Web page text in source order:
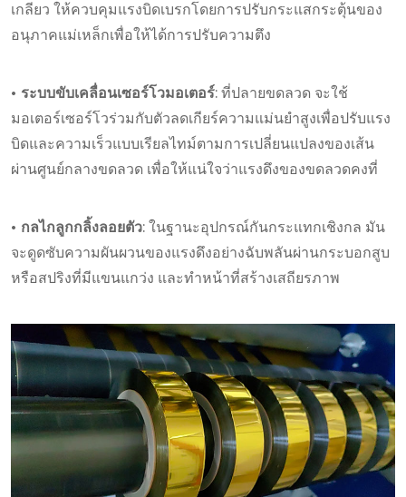
เกลียว ให้ควบคุมแรงบิดเบรกโดยการปรับกระแสกระตุ้นของ
อนุภาคแม่เหล็กเพื่อให้ได้การปรับความตึง
• ระบบขับเคลื่อนเซอร์โวมอเตอร์: ที่ปลายขดลวด จะใช้
มอเตอร์เซอร์โวร่วมกับตัวลดเกียร์ความแม่นยำสูงเพื่อปรับแรง
บิดและความเร็วแบบเรียลไทม์ตามการเปลี่ยนแปลงของเส้น
ผ่านศูนย์กลางขดลวด เพื่อให้แน่ใจว่าแรงดึงของขดลวดคงที่
• กลไกลูกกลิ้งลอยตัว: ในฐานะอุปกรณ์กันกระแทกเชิงกล มัน
จะดูดซับความผันผวนของแรงดึงอย่างฉับพลันผ่านกระบอกสูบ
หรือสปริงที่มีแขนแกว่ง และทำหน้าที่สร้างเสถียรภาพ